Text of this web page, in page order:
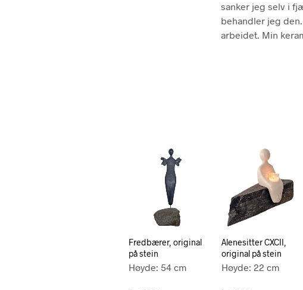
sanker jeg selv i
behandler jeg
arbeidet. Min
Fredbærer, original
på stein
Høyde: 54 cm
Alenesitter CXCII,
original på stein
Høyde: 22 cm